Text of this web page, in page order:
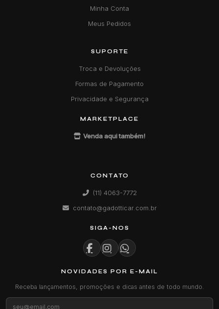
Minha Conta
Meus Pedidos
SUPORTE
Troca e Devoluções
Formas de Pagamento
Privacidade e Segurança
MARKETPLACE
Venda aqui também!
CONTATO
(11) 4063-7772
contato@gadotticar.com.br
SIGA-NOS
NOVIDADES POR E-MAIL
Receba lançamentos, promoções e dicas antes de todo mundo.